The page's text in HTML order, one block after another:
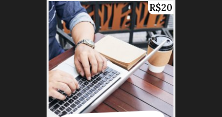
R$20